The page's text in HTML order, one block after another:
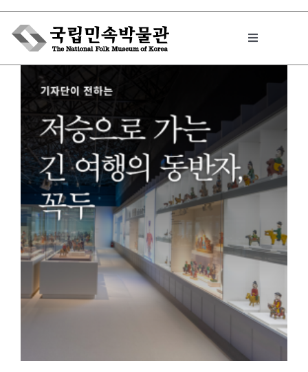
Skip
content
Toggle
박물관에서는
민속이야기
민속 인사이드
원문보기 PDF